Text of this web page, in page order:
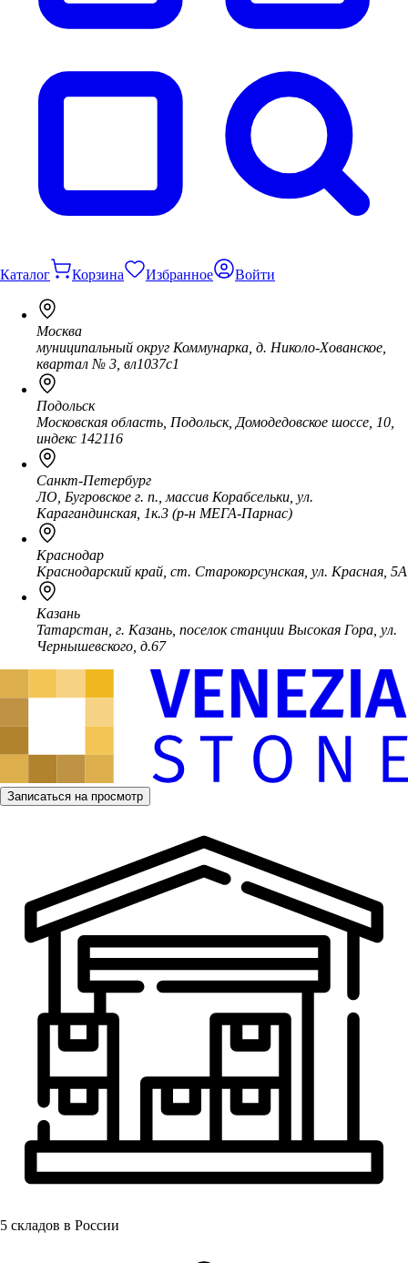
Каталог Корзина Избранное Войти
Москва
муниципальный округ Коммунарка, д. Николо-Хованское,
квартал № 3, вл1037с1
Подольск
Московская область, Подольск, Домодедовское шоссе, 10,
индекс 142116
Санкт-Петербург
ЛО, Бугровское г. п., массив Корабсельки, ул.
Карагандинская, 1к.3 (р-н МЕГА-Парнас)
Краснодар
Краснодарский край, ст. Старокорсунская, ул. Красная, 5А
Казань
Татарстан, г. Казань, поселок станции Высокая Гора, ул.
Чернышевского, д.67
Записаться на просмотр
5 складов в России